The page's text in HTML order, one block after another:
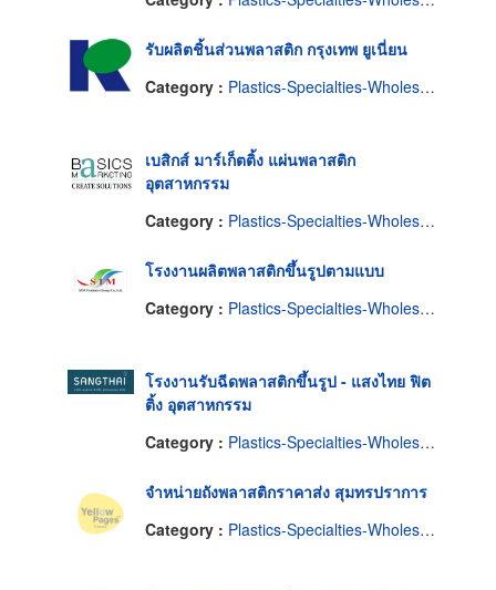
รับผลิตชิ้นส่วนพลาสติก กรุงเทพ ยูเนี่ยน
Category : Plastics-Specialties-Wholesales & Manufacturers
เบสิกส์ มาร์เก็ตติ้ง แผ่นพลาสติก
อุตสาหกรรม
Category : Plastics-Specialties-Wholesales & Manufacturers
โรงงานผลิตพลาสติกขึ้นรูปตามแบบ
Category : Plastics-Specialties-Wholesales & Manufacturers
โรงงานรับฉีดพลาสติกขึ้นรูป - แสงไทย ฟิต
ติ้ง อุตสาหกรรม
Category : Plastics-Specialties-Wholesales & Manufacturers
จำหน่ายถังพลาสติกราคาส่ง สุมทรปราการ
Category : Plastics-Specialties-Wholesales & Manufacturers